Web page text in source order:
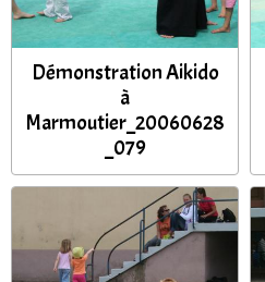
Démonstration Aikido
à
Marmoutier_20060628
_079